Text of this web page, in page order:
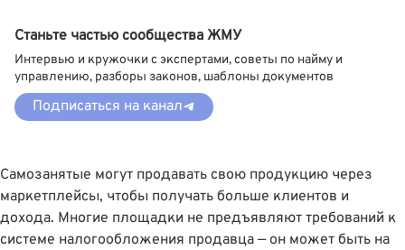
Самозанятые могут продавать свою продукцию через
маркетплейсы, чтобы получать больше клиентов и
дохода. Многие площадки не предъявляют требований к
системе налогообложения продавца — он может быть на
Станьте частью сообщества ЖМУ
Интервью и кружочки с экспертами, советы по найму и
управлению, разборы законов, шаблоны документов
Подписаться на канал